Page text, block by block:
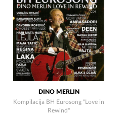
DINO MERLIN
Kompilacija BH Eurosong "Love in
Rewind"